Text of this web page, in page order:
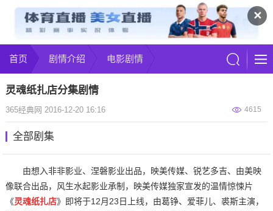
✕
首页 剧情介绍 电影剧情
灵魂纸扎店分集剧情
4615
365经典网 2016-12-20 16:16
全部剧集
由想入非非影业、涅磐影业出品，映美传媒、锐艺多吉、由美映
像联合出品，风生水起影业承制，映美传媒独家宣发的温情惊悚片
《灵魂纸扎店》即将于12月23日上线，由葛铮、爱菲儿、裘斯主演，